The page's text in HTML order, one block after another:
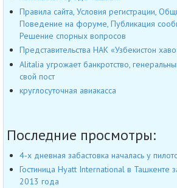
Правила сайта, Условия регистрации,
Поведение на форуме, Публикация
Решение спорных вопросов
Представительства НАК «Узбекистон
Alitalia угрожает банкротство,
свой пост
круглосуточная авиакасса
Последние просмотры:
4-х дневная забастовка началась у
Гостиница Hyatt International в Ташкенте
2013 года